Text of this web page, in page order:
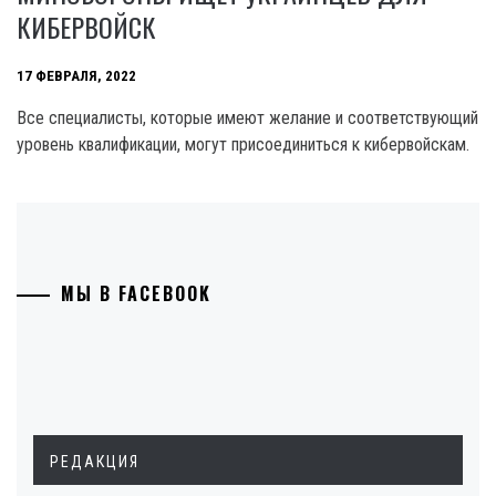
КИБЕРВОЙСК
17 ФЕВРАЛЯ, 2022
Все специалисты, которые имеют желание и соответствующий
уровень квалификации, могут присоединиться к кибервойскам.
МЫ В FACEBOOK
РЕДАКЦИЯ